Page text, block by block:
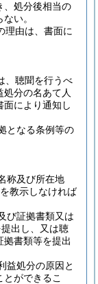
、処分後相当の
い。
理由は、書面に
、聴聞を行うべ
分の名あて人
面により通知し
となる条例等の
称及び所在地
教示しなければ
び証拠書類又は
提出し、又は聴
拠書類等を提出
益処分の原因と
ができるこ